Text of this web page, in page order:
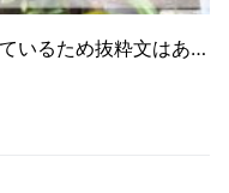
いるため抜粋文はあ…